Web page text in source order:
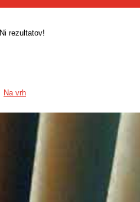
Ni rezultatov!
Na vrh